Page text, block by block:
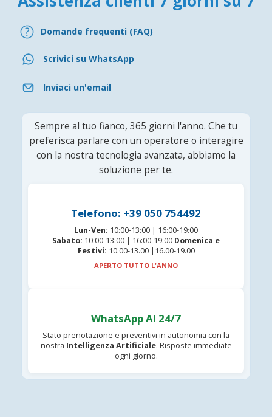
Domande frequenti (FAQ)
Scrivici su WhatsApp
Inviaci un'email
Sempre al tuo fianco, 365 giorni l'anno. Che tu
preferisca parlare con un operatore o interagire
con la nostra tecnologia avanzata, abbiamo la
soluzione per te.
Telefono: +39 050 754492
Lun-Ven: 10:00-13:00 | 16:00-19:00
Sabato: 10:00-13:00 | 16:00-19:00 Domenica e
Festivi: 10.00-13.00 |16.00-19.00
APERTO TUTTO L'ANNO
WhatsApp AI 24/7
Stato prenotazione e preventivi in autonomia con la
nostra Intelligenza Artificiale. Risposte immediate
ogni giorno.